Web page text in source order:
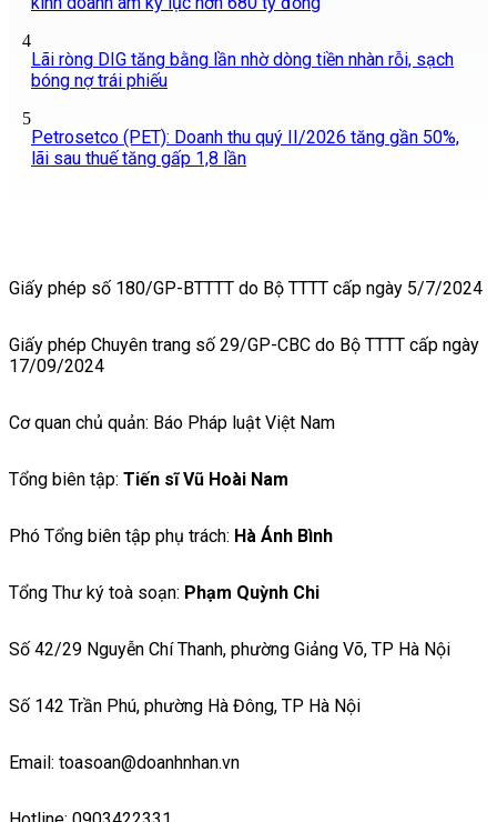
4
Lãi ròng DIG tăng bằng lần nhờ dòng tiền nhàn rỗi, sạch
bóng nợ trái phiếu
5
Petrosetco (PET): Doanh thu quý II/2026 tăng gần 50%,
lãi sau thuế tăng gấp 1,8 lần
Giấy phép số 180/GP-BTTTT do Bộ TTTT cấp ngày 5/7/2024
Giấy phép Chuyên trang số 29/GP-CBC do Bộ TTTT cấp ngày
17/09/2024
Cơ quan chủ quản: Báo Pháp luật Việt Nam
Tổng biên tập: Tiến sĩ Vũ Hoài Nam
Phó Tổng biên tập phụ trách: Hà Ánh Bình
Tổng Thư ký toà soạn: Phạm Quỳnh Chi
Số 42/29 Nguyễn Chí Thanh, phường Giảng Võ, TP Hà Nội
Số 142 Trần Phú, phường Hà Đông, TP Hà Nội
Email: toasoan@doanhnhan.vn